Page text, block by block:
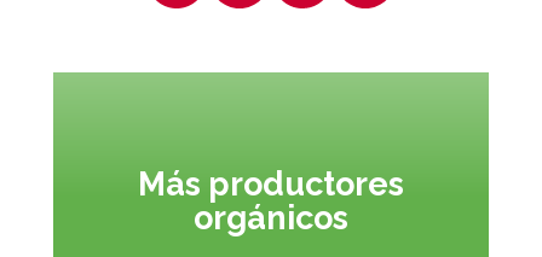
Más productores
orgánicos